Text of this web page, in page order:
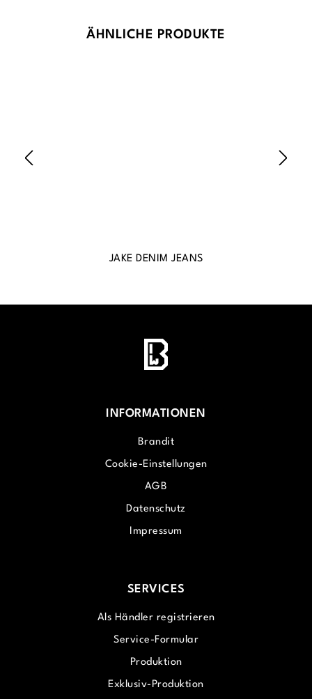
Produktgalerie überspringen
ÄHNLICHE PRODUKTE
JAKE DENIM JEANS
INFORMATIONEN
Brandit
Cookie-Einstellungen
AGB
Datenschutz
Impressum
SERVICES
Als Händler registrieren
Service-Formular
Produktion
Exklusiv-Produktion